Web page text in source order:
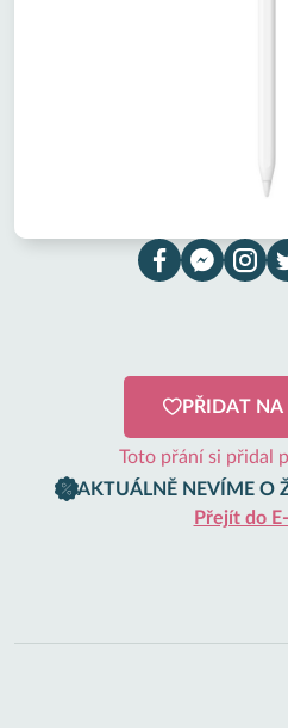
PŘIDAT NA
Toto přání si přidal
AKTUÁLNĚ NEVÍME O
Přejít do